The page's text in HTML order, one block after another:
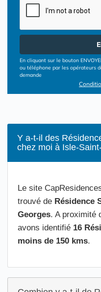
En cliquant sur le bouton
ou téléphone par les opérateurs
demande
Y a-t-il des
chez moi à Isle-
Le site
trouvé de Résidence
Georges. A proximité
avons identifié 16
moins de 150 kms.